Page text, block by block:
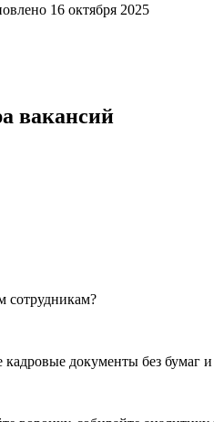
16 октября 2025
вакансий
сотрудникам?
документы без бумаг